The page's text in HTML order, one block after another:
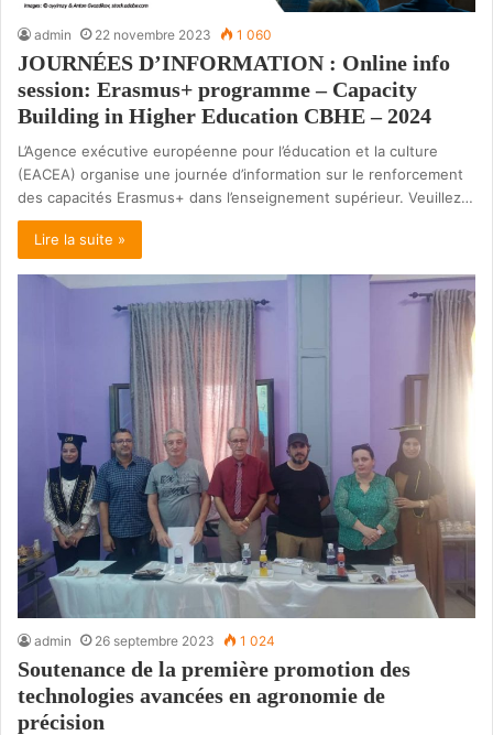
admin 22 novembre 2023 1 060
JOURNÉES D’INFORMATION : Online info
session: Erasmus+ programme – Capacity
Building in Higher Education CBHE – 2024
L’Agence exécutive européenne pour l’éducation et la culture
(EACEA) organise une journée d’information sur le renforcement
des capacités Erasmus+ dans l’enseignement supérieur. Veuillez…
Lire la suite »
admin 26 septembre 2023 1 024
Soutenance de la première promotion des
technologies avancées en agronomie de
précision